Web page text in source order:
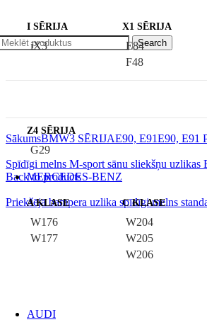
Search
I SĒRIJA
iX3
X1 SĒRIJA
E84
F48
Z4 SĒRIJA
G29
MERCEDES-BENZ
A KLASE
W176
W177
C KLASE
W204
W205
W206
AUDI
SākumsBMW3 SĒRIJAE90, E91E90, E91
Spīdīgi melns M-sport sānu sliekšņu
Back to products
Priekšējā bampera uzlika spīdīgi melns